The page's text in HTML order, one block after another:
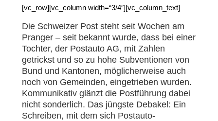
[vc_row][vc_column width=“3/4″][vc_column_text]
Die Schweizer Post steht seit Wochen am
Pranger – seit bekannt wurde, dass bei einer
Tochter, der Postauto AG, mit Zahlen
getrickst und so zu hohe Subventionen von
Bund und Kantonen, möglicherweise auch
noch von Gemeinden, eingetrieben wurden.
Kommunikativ glänzt die Postführung dabei
nicht sonderlich. Das jüngste Debakel: Ein
Schreiben, mit dem sich Postauto-